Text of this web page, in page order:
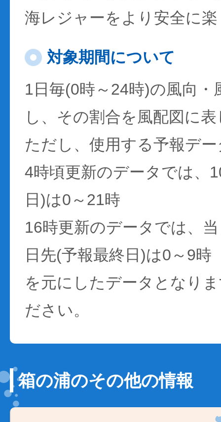
海レジャーをより安全に
対象期間について
1日毎(0時～24時)の風向・
し、その割合を風配図に
ただし、使用する予報デ
4時頃更新のデータでは、
日)は0～21時
16時更新のデータでは、
日先(予報最終日)は0～9時
を元にしたデータとなり
ださい。
箱の浦のその他の情報